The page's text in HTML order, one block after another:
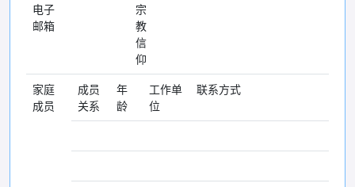
电子
邮箱
宗
教
信
仰
家庭
成员
成员
关系
年
龄
工作单
位
联系方式